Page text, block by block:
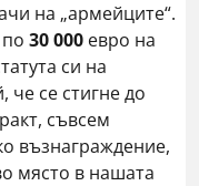
на „армейците“.
30 000 евро на
си на
че се стигне до
съвсем
възнаграждение,
място в нашата